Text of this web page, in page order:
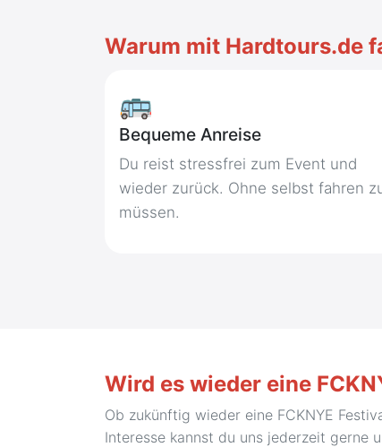
Warum mit Hardtours.de
🚌
Bequeme Anreise
Du reist stressfrei zum Event und
wieder zurück. Ohne selbst fahren
müssen.
Wird es wieder eine
Ob zukünftig wieder eine FCKNYE
Interesse kannst du uns jederzeit gerne